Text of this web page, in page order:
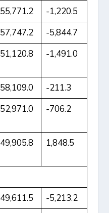
55,771.2
-1,220.5
57,747.2
-5,844.7
51,120.8 -1,491.0
58,109.0
-211.3
52,971.0 -706.2
49,905.8 1,848.5
49,611.5
-5,213.2